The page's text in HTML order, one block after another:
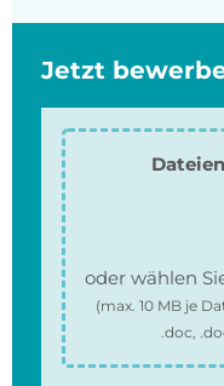
Jetzt
oder wählen
(max. 10 MBje
.doc,